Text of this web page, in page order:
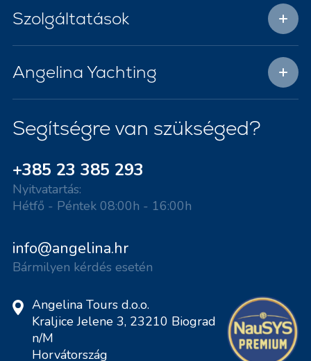
Szolgáltatások
Angelina Yachting
Segítségre van szükséged?
+385 23 385 293
Nyitvatartás:
Hétfő - Péntek 08:00h - 16:00h
info@angelina.hr
Bármilyen kérdés esetén
Angelina Tours d.o.o.
Kraljice Jelene 3, 23210 Biograd
n/M
Horvátország